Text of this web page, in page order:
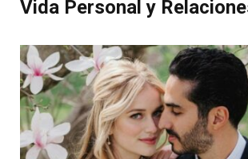
Vida Personal y